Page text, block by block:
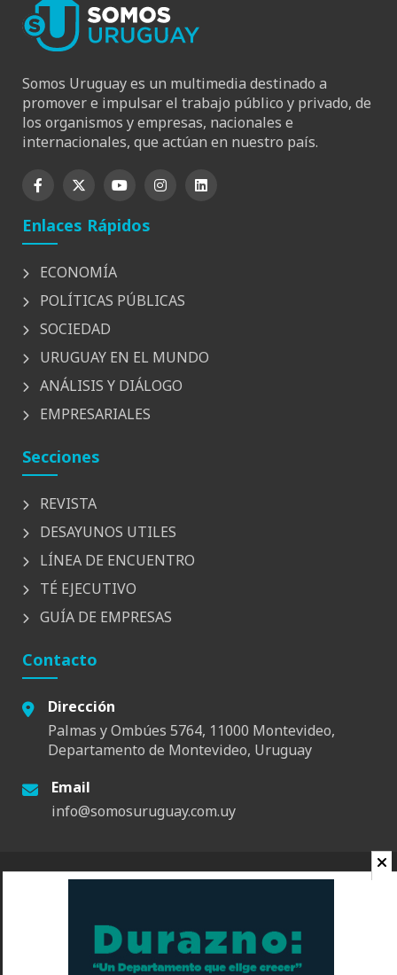
Somos Uruguay es un multimedia destinado a
promover e impulsar el trabajo público y privado, de
los organismos y empresas, nacionales e
internacionales, que actúan en nuestro país.
Enlaces Rápidos
ECONOMÍA
POLÍTICAS PÚBLICAS
SOCIEDAD
URUGUAY EN EL MUNDO
ANÁLISIS Y DIÁLOGO
EMPRESARIALES
Secciones
REVISTA
DESAYUNOS UTILES
LÍNEA DE ENCUENTRO
TÉ EJECUTIVO
GUÍA DE EMPRESAS
Contacto
Dirección
Palmas y Ombúes 5764, 11000 Montevideo,
Departamento de Montevideo, Uruguay
Email
info@somosuruguay.com.uy
© 2026 Somos Uruguay. Todos los derechos reservados.